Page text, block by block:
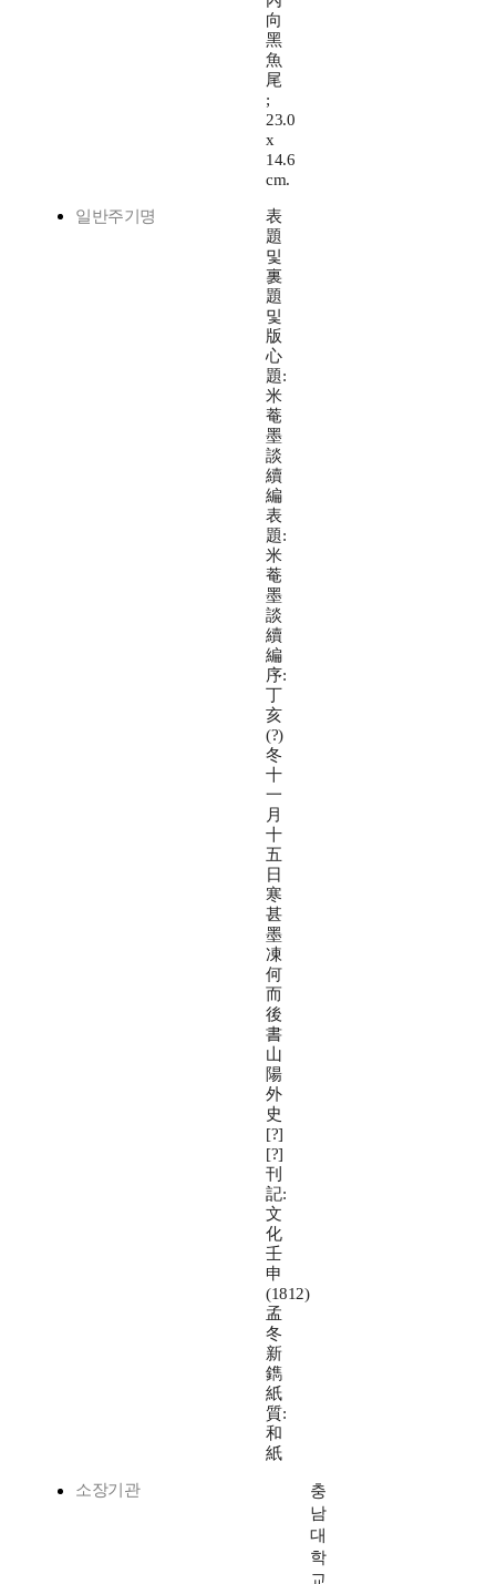
向
黑
魚
尾
;
23.0
x
14.6
cm.
일반주기명
表
題
및
裏
題
및
版
心
題:
米
菴
墨
談
續
編
表
題:
米
菴
墨
談
續
編
序:
丁
亥
(?)
冬
十
一
月
十
五
日
寒
甚
墨
凍
何
而
後
書
山
陽
外
史
[?]
[?]
刊
記:
文
化
壬
申
(1812)
孟
冬
新
鐫
紙
質:
和
紙
소장기관
충
남
대
학
교